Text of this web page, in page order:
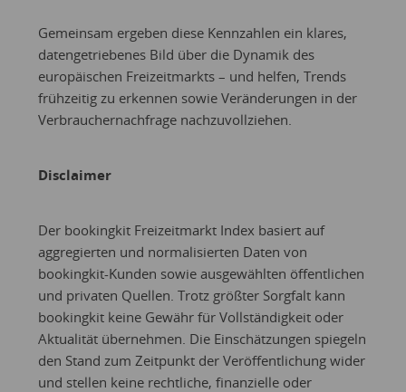
Gemeinsam ergeben diese Kennzahlen ein klares,
datengetriebenes Bild über die Dynamik des
europäischen Freizeitmarkts – und helfen, Trends
frühzeitig zu erkennen sowie Veränderungen in der
Verbrauchernachfrage nachzuvollziehen.
Disclaimer
Der bookingkit Freizeitmarkt Index basiert auf
aggregierten und normalisierten Daten von
bookingkit-Kunden sowie ausgewählten öffentlichen
und privaten Quellen. Trotz größter Sorgfalt kann
bookingkit keine Gewähr für Vollständigkeit oder
Aktualität übernehmen. Die Einschätzungen spiegeln
den Stand zum Zeitpunkt der Veröffentlichung wider
und stellen keine rechtliche, finanzielle oder